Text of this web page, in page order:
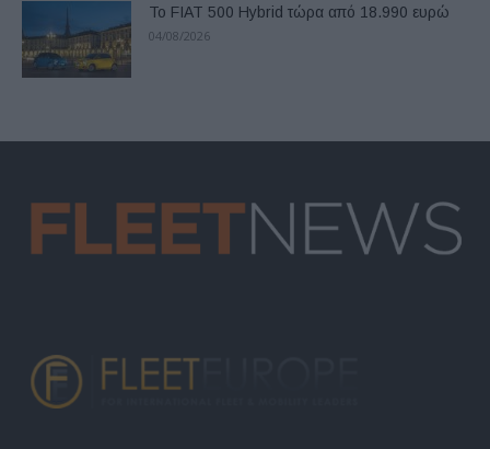
Το FIAT 500 Hybrid τώρα από 18.990 ευρώ
04/08/2026